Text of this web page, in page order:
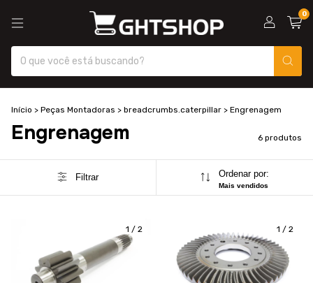
0
Início > Peças Montadoras > breadcrumbs.caterpillar > Engrenagem
Engrenagem 6 produtos
Filtrar Ordenar por:
Mais vendidos
1 / 2 1 / 2